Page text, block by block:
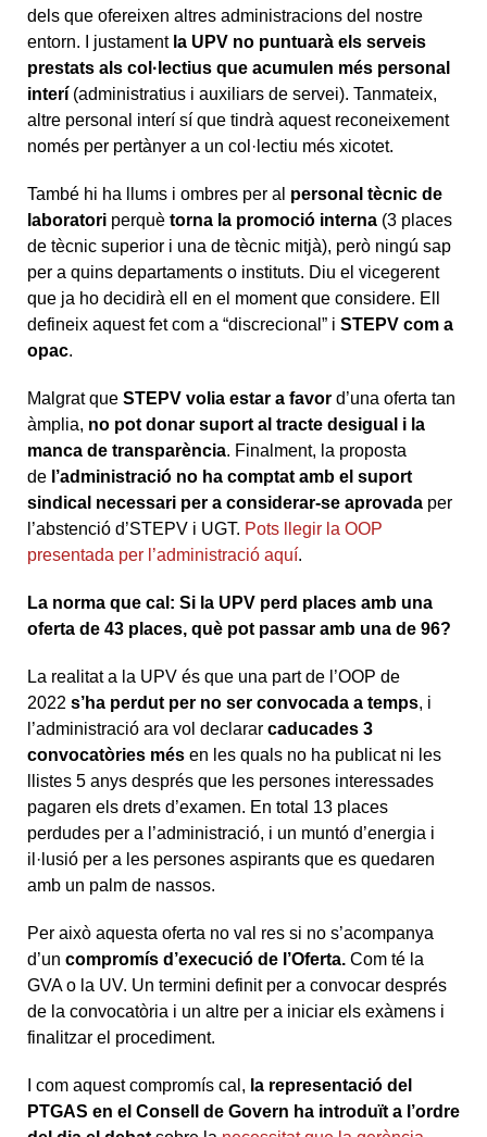
dels que ofereixen altres administracions del nostre
entorn. I justament la UPV no puntuarà els serveis
prestats als col·lectius que acumulen més personal
interí (administratius i auxiliars de servei). Tanmateix,
altre personal interí sí que tindrà aquest reconeixement
només per pertànyer a un col·lectiu més xicotet.
També hi ha llums i ombres per al personal tècnic de
laboratori perquè torna la promoció interna (3 places
de tècnic superior i una de tècnic mitjà), però ningú sap
per a quins departaments o instituts. Diu el vicegerent
que ja ho decidirà ell en el moment que considere. Ell
defineix aquest fet com a “discrecional” i STEPV com a
opac.
Malgrat que STEPV volia estar a favor d’una oferta tan
àmplia, no pot donar suport al tracte desigual i la
manca de transparència. Finalment, la proposta
de l’administració no ha comptat amb el suport
sindical necessari per a considerar-se aprovada per
l’abstenció d’STEPV i UGT. Pots llegir la OOP
presentada per l’administració aquí.
La norma que cal: Si la UPV perd places amb una
oferta de 43 places, què pot passar amb una de 96?
La realitat a la UPV és que una part de l’OOP de
2022 s’ha perdut per no ser convocada a temps, i
l’administració ara vol declarar caducades 3
convocatòries més en les quals no ha publicat ni les
llistes 5 anys després que les persones interessades
pagaren els drets d’examen. En total 13 places
perdudes per a l’administració, i un muntó d’energia i
il·lusió per a les persones aspirants que es quedaren
amb un palm de nassos.
Per això aquesta oferta no val res si no s’acompanya
d’un compromís d’execució de l’Oferta. Com té la
GVA o la UV. Un termini definit per a convocar després
de la convocatòria i un altre per a iniciar els exàmens i
finalitzar el procediment.
I com aquest compromís cal, la representació del
PTGAS en el Consell de Govern ha introduït a l’ordre